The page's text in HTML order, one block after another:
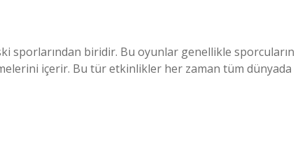
sporlarından biridir. Bu oyunlar genellikle sporcuların
içerir. Bu tür etkinlikler her zaman tüm dünyada